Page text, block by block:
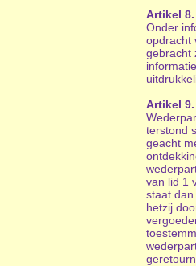
Artikel
Onder
opdracht
gebracht
Artikel
terstond
geacht
van lid 1
staat
hetzij